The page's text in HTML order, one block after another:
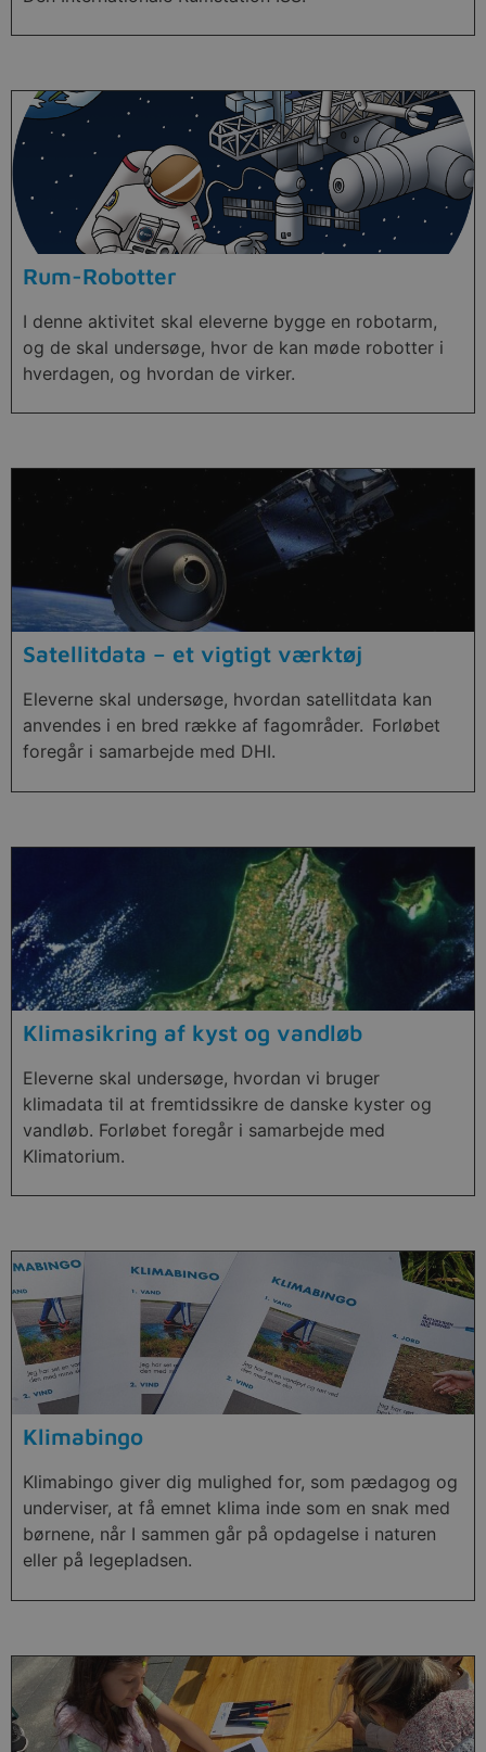
Rum-Robotter
I denne aktivitet skal eleverne bygge en robotarm,
og de skal undersøge, hvor de kan møde robotter i
hverdagen, og hvordan de virker.
Satellitdata – et vigtigt værktøj
Eleverne skal undersøge, hvordan satellitdata kan
anvendes i en bred række af fagområder. Forløbet
foregår i samarbejde med DHI.
Klimasikring af kyst og vandløb
Eleverne skal undersøge, hvordan vi bruger
klimadata til at fremtidssikre de danske kyster og
vandløb. Forløbet foregår i samarbejde med
Klimatorium.
Klimabingo
Klimabingo giver dig mulighed for, som pædagog og
underviser, at få emnet klima inde som en snak med
børnene, når I sammen går på opdagelse i naturen
eller på legepladsen.